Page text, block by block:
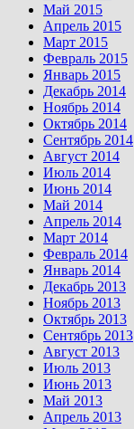
Май 2015
Апрель 2015
Март 2015
Февраль 2015
Январь 2015
Декабрь 2014
Ноябрь 2014
Октябрь 2014
Сентябрь 2014
Август 2014
Июль 2014
Июнь 2014
Май 2014
Апрель 2014
Март 2014
Февраль 2014
Январь 2014
Декабрь 2013
Ноябрь 2013
Октябрь 2013
Сентябрь 2013
Август 2013
Июль 2013
Июнь 2013
Май 2013
Апрель 2013